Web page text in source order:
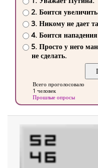
2. Боится
3. Никому не дает
4. Боится
5. Просто у него
не сделать.
Всего проголосовало
1 человек
Прошлые опросы